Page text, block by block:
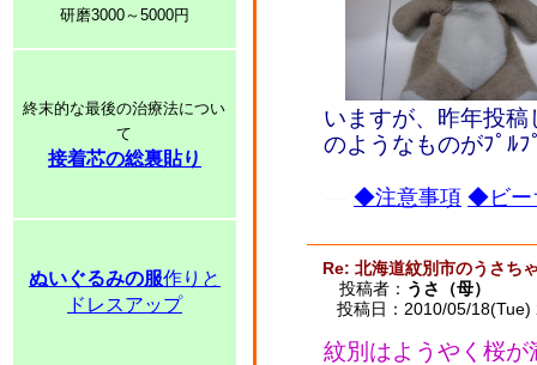
研磨3000～5000円
終末的な最後の治療法につい
て
接着芯の総裏貼り
ぬいぐるみの服作りと
ドレスアップ
いますが、昨年投
のようなものがﾌﾟﾙ
◆注意事項 ◆ビー
Re: 北海道紋別市のうさち
投稿者： うさ（母）
投稿日：2010/05/
紋別はようやく桜が